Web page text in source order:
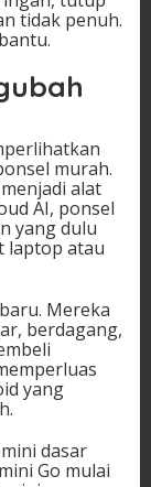
tidak penuh.
murah.
alat
AI, ponsel
yang dulu
laptop atau
Mereka
berdagang,
yang
dasar
Go mulai